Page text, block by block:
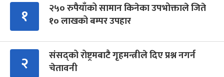
१
२५० रुपैयाँको सामान किनेका उपभोक्ताले जिते
१० लाखको बम्पर उपहार
२
संसद्को रोष्ट्रमबाटै गृहमन्त्रीले दिए प्रश्न नगर्न
चेतावनी